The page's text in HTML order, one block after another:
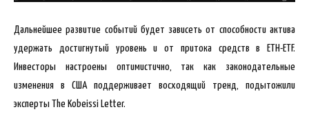
Дальнейшее развитие событий будет зависеть от способности актива
удержать достигнутый уровень и от притока средств в ETH-ETF.
Инвесторы настроены оптимистично, так как законодательные
изменения в США поддерживает восходящий тренд, подытожили
эксперты The Kobeissi Letter.